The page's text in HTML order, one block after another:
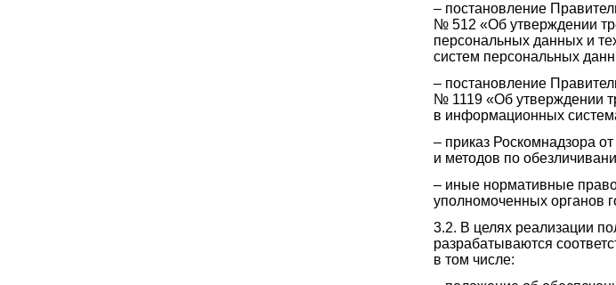
– постановление
№ 512 «Об утверждении
персональных данных и
систем персональных
– постановление
№ 1119 «Об утверждении
в информационных
– приказ Роскомнадзора
и методов по
– иные нормативные
уполномоченных органов
3.2. В целях реализации
разрабатываются
в том числе: